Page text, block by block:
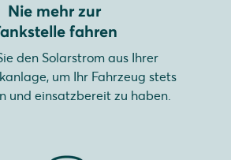
Nie mehr zur
fahren
den Solarstrom aus Ihrer
um Ihr Fahrzeug stets
und einsatzbereit zu haben.